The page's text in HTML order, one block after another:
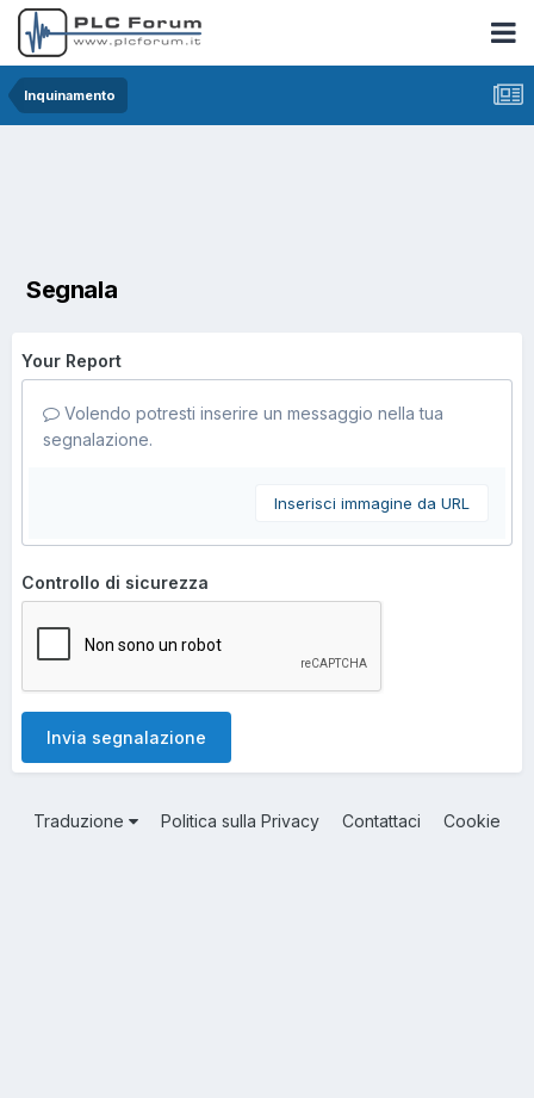
Inquinamento
Segnala
Your Report
Volendo potresti inserire un messaggio nella tua
segnalazione.
Inserisci immagine da URL
Controllo di sicurezza
Invia segnalazione
Traduzione Politica sulla Privacy Contattaci Cookie